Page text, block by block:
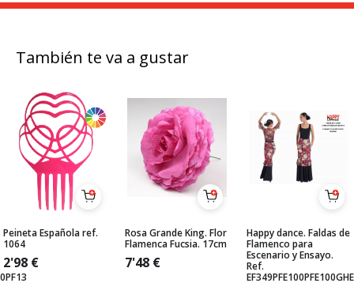
También te va a gustar
Peineta Española ref.
1064
2'98 €
Rosa Grande King. Flor
Flamenca Fucsia. 17cm
7'48 €
Happy dance. Faldas de
Flamenco para
Escenario y Ensayo.
Ref.